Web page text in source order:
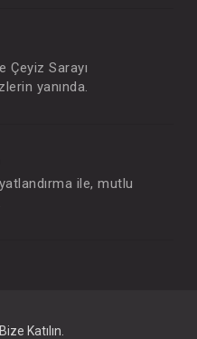
Çeyiz Sarayı
yanında.
ile, mutlu
Katılın.